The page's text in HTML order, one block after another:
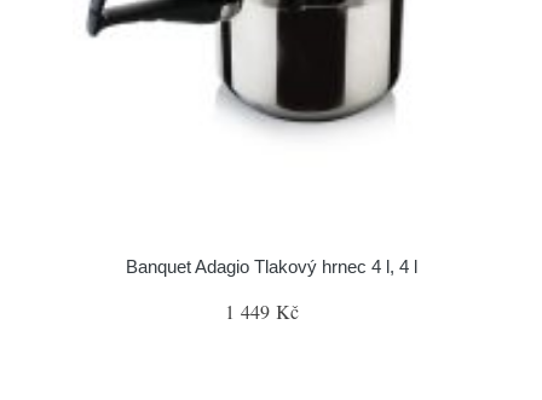
Banquet Adagio Tlakový hrnec 4 l, 4 l
1 449 Kč